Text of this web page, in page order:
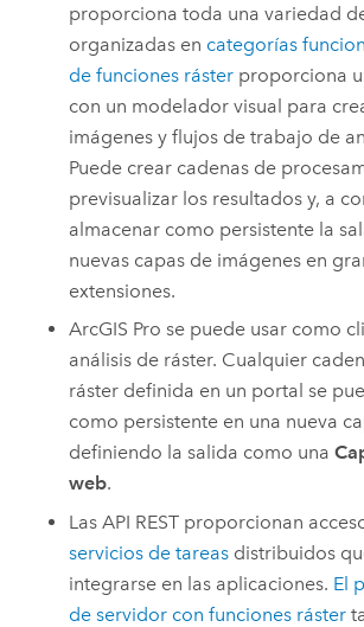
proporciona toda una variedad
organizadas en categorías
de funciones ráster proporciona
con un modelador visual para
imágenes y flujos de trabajo de
Puede crear cadenas de
previsualizar los resultados y, a
almacenar como persistente la
nuevas capas de imágenes en
extensiones.
ArcGIS Pro se puede usar como
análisis de ráster. Cualquier
ráster definida en un portal se
como persistente en una nueva
definiendo la salida como una
web.
Las API REST proporcionan
servicios de tareas distribuidos
integrarse en las aplicaciones. El
de servidor con funciones ráster